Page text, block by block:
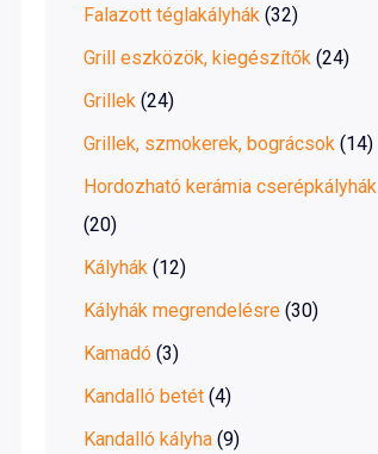
Falazott téglakályhák (32)
Grill eszközök, kiegészítők (24)
Grillek (24)
Grillek, szmokerek, bográcsok (14)
Hordozható kerámia cserépkályhák
(20)
Kályhák (12)
Kályhák megrendelésre (30)
Kamadó (3)
Kandalló betét (4)
Kandalló kályha (9)